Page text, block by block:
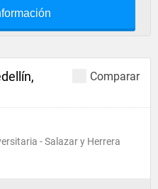
Comparar
- Salazar y Herrera